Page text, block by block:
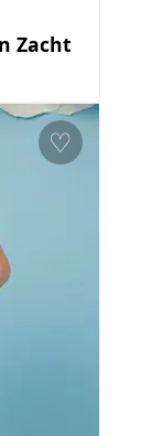
Zacht
♡